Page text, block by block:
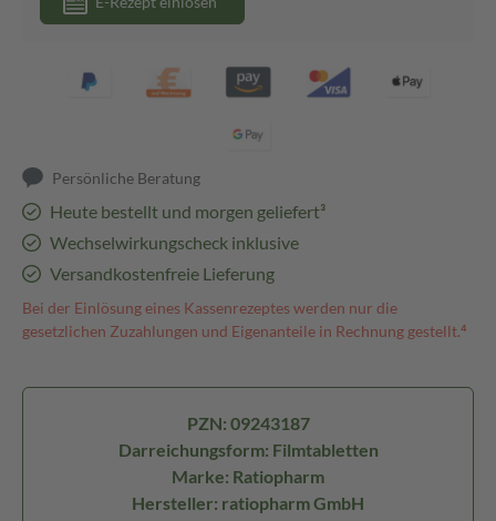
Persönliche Beratung
Heute bestellt und morgen geliefert³
Wechselwirkungscheck inklusive
Versandkostenfreie Lieferung
Bei der Einlösung eines Kassenrezeptes werden nur die
gesetzlichen Zuzahlungen und Eigenanteile in Rechnung gestellt.⁴
PZN: 09243187
Darreichungsform: Filmtabletten
Marke: Ratiopharm
Hersteller: ratiopharm GmbH